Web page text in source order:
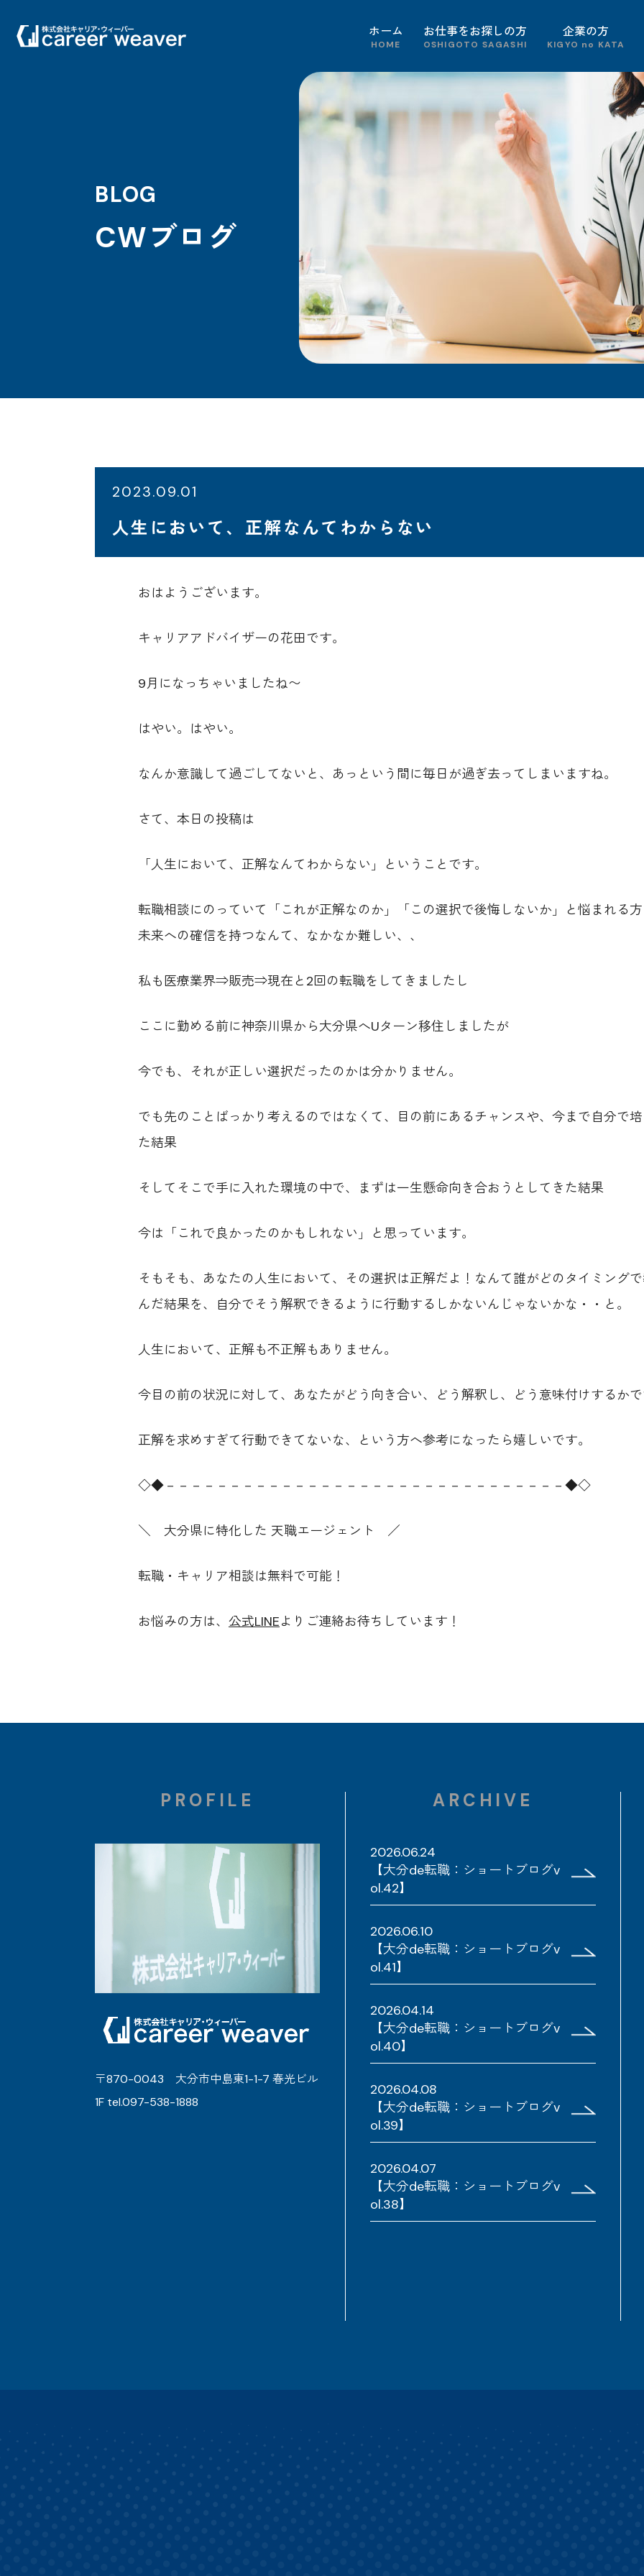
ホーム
HOME
お仕事をお探しの方
OSHIGOTO SAGASHI
企業の方
KIGYO no KATA
BLOG
CWブログ
2023.09.01
人生において、正解なんてわからない
おはようございます。
キャリアアドバイザーの花田です。
9月になっちゃいましたね〜
はやい。はやい。
なんか意識して過ごしてないと、あっという間に毎日が過ぎ去ってしまいますね。
さて、本日の投稿は
「人生において、正解なんてわからない」ということです。
転職相談にのっていて「これが正解なのか」「この選択で後悔しないか」と悩まれる
未来への確信を持つなんて、なかなか難しい、、
私も医療業界⇒販売⇒現在と2回の転職をしてきましたし
ここに勤める前に神奈川県から大分県へUターン移住しましたが
今でも、それが正しい選択だったのかは分かりません。
でも先のことばっかり考えるのではなくて、目の前にあるチャンスや、今まで自分で
た結果
そしてそこで手に入れた環境の中で、まずは一生懸命向き合おうとしてきた結果
今は「これで良かったのかもしれない」と思っています。
そもそも、あなたの人生において、その選択は正解だよ！なんて誰がどのタイミング
んだ結果を、自分でそう解釈できるように行動するしかないんじゃないかな・・と。
人生において、正解も不正解もありません。
今目の前の状況に対して、あなたがどう向き合い、どう解釈し、どう意味付けするか
正解を求めすぎて行動できてないな、という方へ参考になったら嬉しいです。
◇◆－－－－－－－－－－－－－－－－－－－－－－－－－－－－－－－◆◇
＼ 大分県に特化した 天職エージェント ／
転職・キャリア相談は無料で可能！
お悩みの方は、 公式LINEよりご連絡お待ちしています！
PROFILE
〒870-0043 大分市中島東1-1-7 春光ビル
1F tel.097-538-1888
ARCHIVE
2026.06.24
【大分de転職：ショートブログv
ol.42】
2026.06.10
【大分de転職：ショートブログv
ol.41】
2026.04.14
【大分de転職：ショートブログv
ol.40】
2026.04.08
【大分de転職：ショートブログv
ol.39】
2026.04.07
【大分de転職：ショートブログv
ol.38】